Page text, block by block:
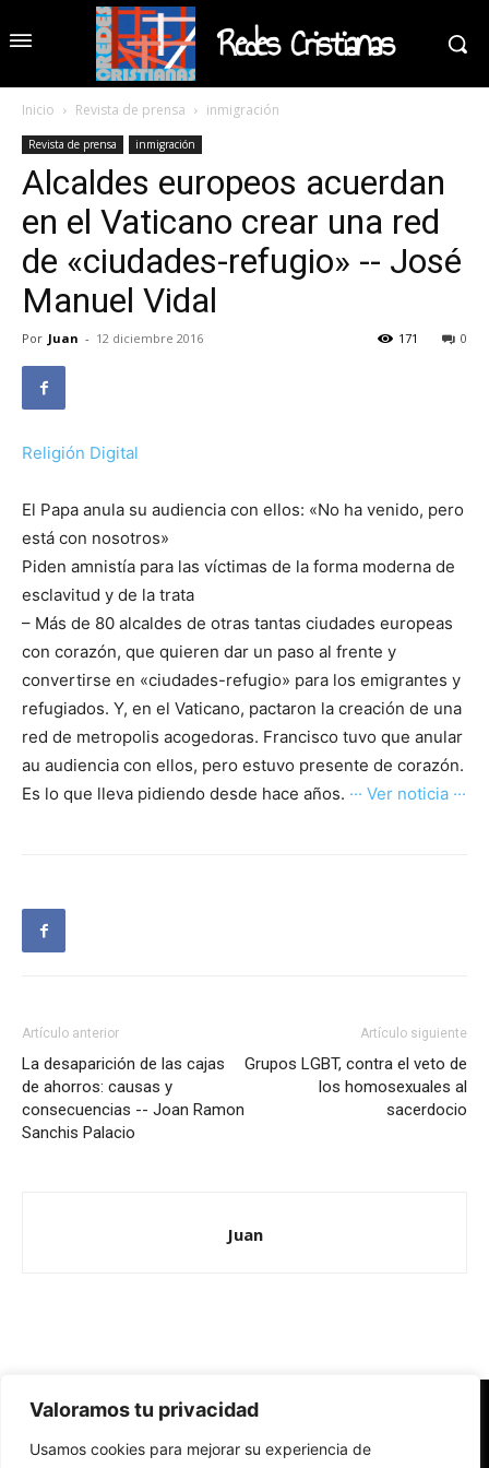
Valoramos tu privacidad
Usamos cookies para mejorar su experiencia de
Redes Cristianas
Inicio Revista de prensa inmigración
Revista de prensa inmigración
Alcaldes europeos acuerdan
en el Vaticano crear una red
de «ciudades-refugio» -- José
Manuel Vidal
Por Juan - 12 diciembre 2016 0
171
Religión Digital
El Papa anula su audiencia con ellos: «No ha venido, pero
está con nosotros»
Piden amnistía para las víctimas de la forma moderna de
esclavitud y de la trata
– Más de 80 alcaldes de otras tantas ciudades europeas
con corazón, que quieren dar un paso al frente y
convertirse en «ciudades-refugio» para los emigrantes y
refugiados. Y, en el Vaticano, pactaron la creación de una
red de metropolis acogedoras. Francisco tuvo que anular
au audiencia con ellos, pero estuvo presente de corazón.
Es lo que lleva pidiendo desde hace años. ··· Ver noticia ···
Artículo anterior
La desaparición de las cajas
de ahorros: causas y
consecuencias -- Joan Ramon
Sanchis Palacio
Artículo siguiente
Grupos LGBT, contra el veto de
los homosexuales al
sacerdocio
Juan
Redes Cristianas
Una mirada alternativa sobre la Iglesia católica y la sociedad